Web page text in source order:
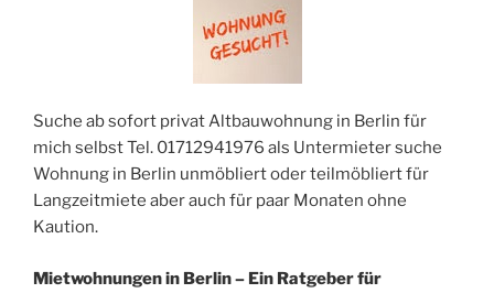
Suche ab sofort privat Altbauwohnung in Berlin für
mich selbst Tel. 01712941976 als Untermieter suche
Wohnung in Berlin unmöbliert oder teilmöbliert für
Langzeitmiete aber auch für paar Monaten ohne
Kaution.
Mietwohnungen in Berlin – Ein Ratgeber für